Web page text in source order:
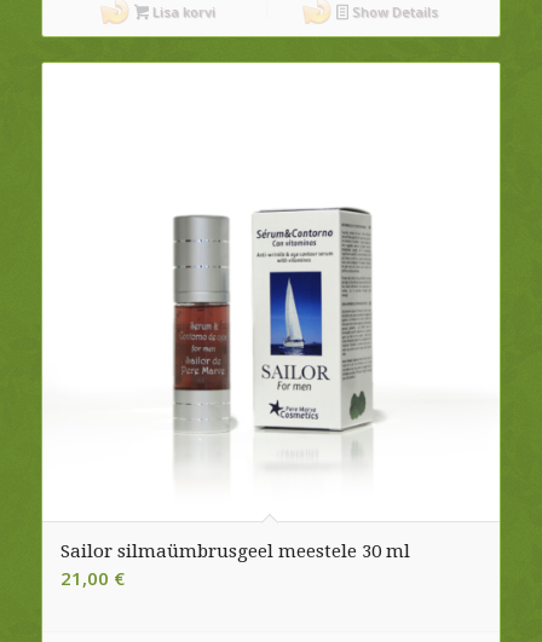
Lisa korvi Show Details
Sailor silmaümbrusgeel meestele 30 ml
21,00 €